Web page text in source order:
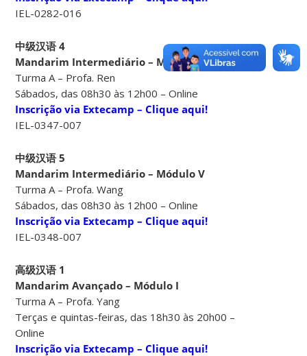
IEL-0282-016
中级汉语 4
Mandarim Intermediário – Módulo IV
Turma A – Profa. Ren
Sábados, das 08h30 às 12h00 – Online
Inscrição via Extecamp – Clique aqui!
IEL-0347-007
中级汉语 5
Mandarim Intermediário – Módulo V
Turma A – Profa. Wang
Sábados, das 08h30 às 12h00 – Online
Inscrição via Extecamp – Clique aqui!
IEL-0348-007
高级汉语 1
Mandarim Avançado – Módulo I
Turma A – Profa. Yang
Terças e quintas-feiras, das 18h30 às 20h00 –
Online
Inscrição via Extecamp – Clique aqui!